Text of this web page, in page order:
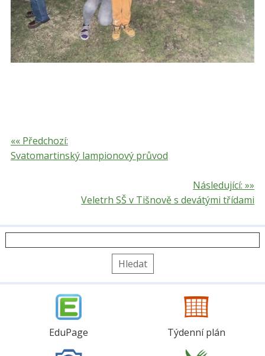
«« Předchozí:
Svatomartinský lampionový průvod
Následující: »»
Veletrh SŠ v Tišnově s devátými třídami
EduPage Týdenní plán